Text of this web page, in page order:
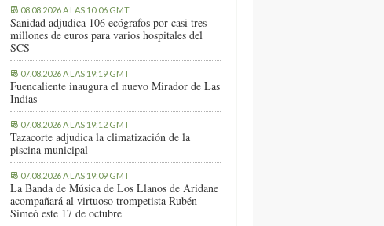
08.08.2026 A LAS 10:06 GMT
Sanidad adjudica 106 ecógrafos por casi tres
millones de euros para varios hospitales del
SCS
07.08.2026 A LAS 19:19 GMT
Fuencaliente inaugura el nuevo Mirador de Las
Indias
07.08.2026 A LAS 19:12 GMT
Tazacorte adjudica la climatización de la
piscina municipal
07.08.2026 A LAS 19:09 GMT
La Banda de Música de Los Llanos de Aridane
acompañará al virtuoso trompetista Rubén
Simeó este 17 de octubre